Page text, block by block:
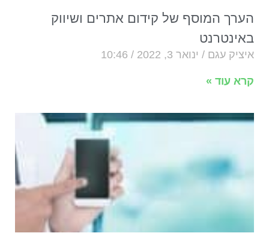
הערך המוסף של קידום אתרים ושיווק
באינטרנט
איציק עגם ינואר 3, 2022
קרא עוד »